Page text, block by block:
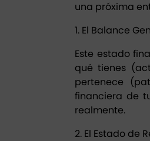
una próxima
1. El Balance
Este estado
qué tienes
pertenece
financiera de
realmente.
2. El Estado de